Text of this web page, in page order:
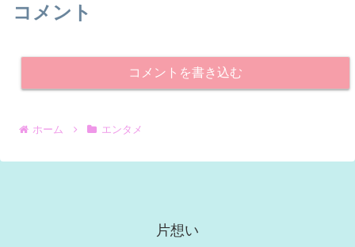
コメント
コメントを書き込む
ホーム エンタメ
片想い